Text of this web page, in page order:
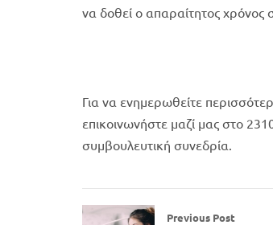
να δοθεί ο απαραίτητος
Για να ενημερωθείτε
επικοινωνήστε μαζί μας στο
συμβουλευτική συνεδρία.
Previous Post